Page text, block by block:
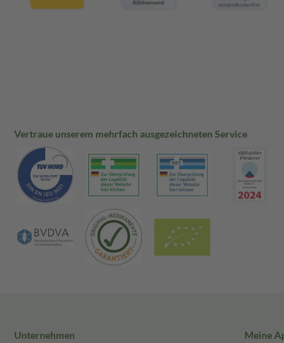
Vertraue unserem mehrfach ausgezeichneten Service
Unternehmen
Meine